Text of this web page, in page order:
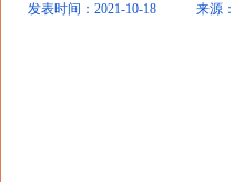
发表时间：2021-10-18 来源